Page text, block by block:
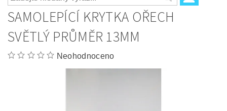
SAMOLEPÍCÍ KRYTKA OŘECH
SVĚTLÝ PRŮMĚR 13MM
Neohodnoceno